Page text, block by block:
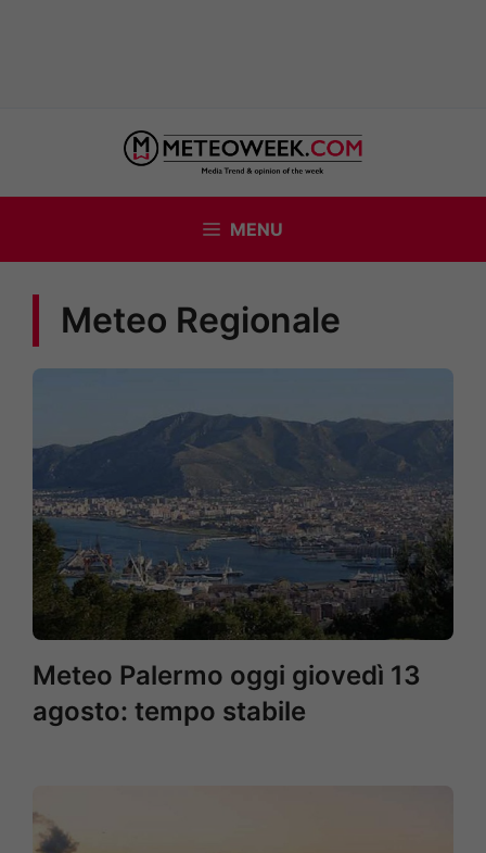
contenuto
MENU
Meteo Regionale
Meteo Palermo oggi giovedì 13
agosto: tempo stabile